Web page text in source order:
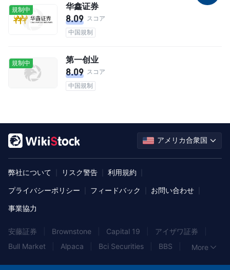
規制中 华鑫证券
8.09 スコア
中国規制
規制中 第一创业
8.09 スコア
中国規制
アメリカ合衆国
弊社について リスク警告 利用規約
プライバシーポリシー フィードバック お問い合わせ
事業協力
安藤証券 Brownstone Capital 19 アイザワ証券
Bull Market
Alpaca Bci Securities BBS More